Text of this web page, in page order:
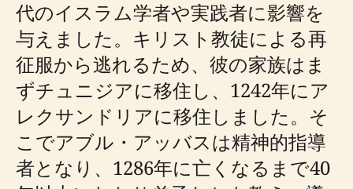
代のイスラム学者や実践者に影響を
与えました。キリスト教徒による再
征服から逃れるため、彼の家族はま
ずチュニジアに移住し、1242年にア
レクサンドリアに移住しました。そ
こでアブル・アッバスは精神的指導
者となり、1286年に亡くなるまで40